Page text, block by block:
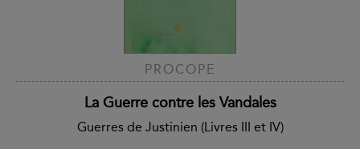
PROCOPE
La Guerre contre les Vandales
Guerres de Justinien (Livres III et IV)